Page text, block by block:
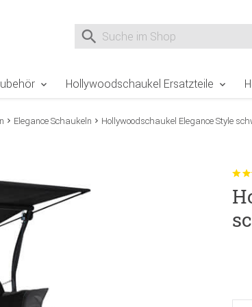
Suche nach
Hollywoodschaukel Ersatzteile
Elegance Schaukeln Hollywoodschaukel Elegance Style